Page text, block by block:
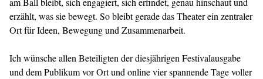
erzählt, was sie bewegt. So bleibt gerade das Theater ein zentraler
Ort für Ideen, Bewegung und Zusammenarbeit.
Ich wünsche allen Beteiligten der diesjährigen Festivalausgabe
und dem Publikum vor Ort und online vier spannende Tage voller